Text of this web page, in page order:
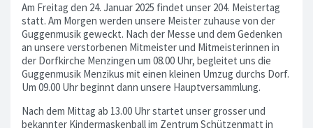
Am Freitag den 24. Januar 2025 findet unser 204. Meistertag
statt. Am Morgen werden unsere Meister zuhause von der
Guggenmusik geweckt. Nach der Messe und dem Gedenken
an unsere verstorbenen Mitmeister und Mitmeisterinnen in
der Dorfkirche Menzingen um 08.00 Uhr, begleitet uns die
Guggenmusik Menzikus mit einen kleinen Umzug durchs Dorf.
Um 09.00 Uhr beginnt dann unsere Hauptversammlung.
Nach dem Mittag ab 13.00 Uhr startet unser grosser und
bekannter Kindermaskenball im Zentrum Schützenmatt in